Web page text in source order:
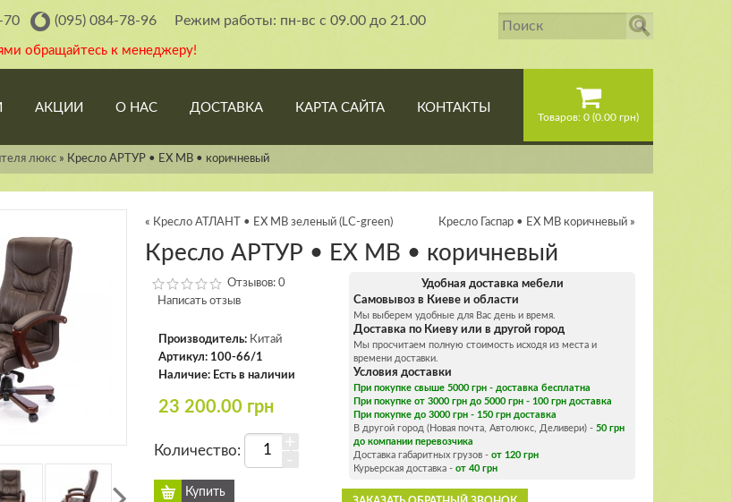
70 (095) 084-78-96 Режим работы: пн-вс с 09.00 до 21.00
обращайтесь к менеджеру!
АКЦИИ О НАС ДОСТАВКА КАРТА САЙТА КОНТАКТЫ
Товаров: 0 (0.00 грн)
люкс » Кресло АРТУР • EX MB • коричневый
« Кресло АТЛАНТ • EX МВ зеленый (LC-green) Кресло Гаспар • ЕХ МB коричневый»
Кресло АРТУР • EX MB • коричневый
Удобная доставка мебели
Самовывоз в Киеве и области
Мы выберем удобные для Вас день и время.
Доставка по Киеву или в другой город
Мы просчитаем полную стоимость исходя из места и
времени доставки.
Условия доставки
При покупке свыше 5000 грн - доставка бесплатна
При покупке от 3000 грн до 5000 грн - 100 грн доставка
При покупке до 3000 грн - 150 грн доставка
В другой город (Новая почта, Автолюкс, Деливери) -50 грн
до компании перевозчика
Доставка габаритных грузов -от 120 грн
Курьерская доставка -от 40 грн
Отзывов: 0
Написать отзыв
Производитель: Китай
Артикул: 100-66/1
Наличие: Есть в наличии
23 200.00 грн
Количество: